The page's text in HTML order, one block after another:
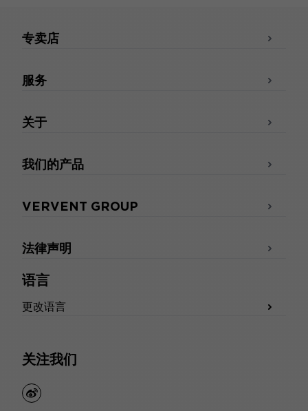
语言
更改语言
关注我们
weibo
专卖店
服务
关于
我们的产品
VERVENT GROUP
法律声明